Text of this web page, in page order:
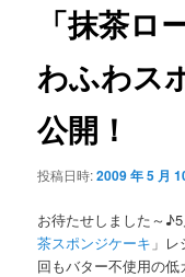
「抹茶ロ
わふわス
公開！
投稿日時:2009 年 5 月
お待たせしました～
茶スポンジケーキ 」
回もバター不使用の